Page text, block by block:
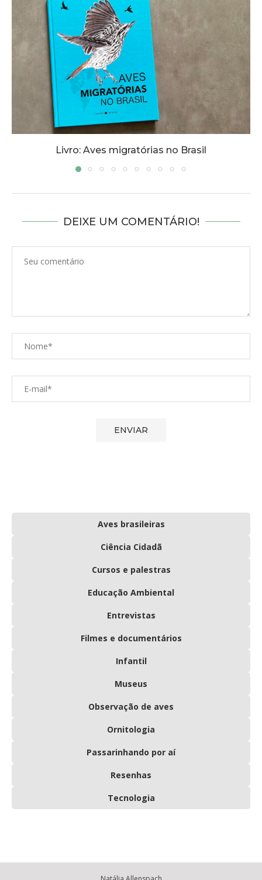
Livro: A sabedoria das corujas
DEIXE UM COMENTÁRIO!
Aves brasileiras
Ciência Cidadã
Cursos e palestras
Educação Ambiental
Entrevistas
Filmes e documentários
Infantil
Museus
Observação de aves
Ornitologia
Passarinhando por aí
Resenhas
Tecnologia